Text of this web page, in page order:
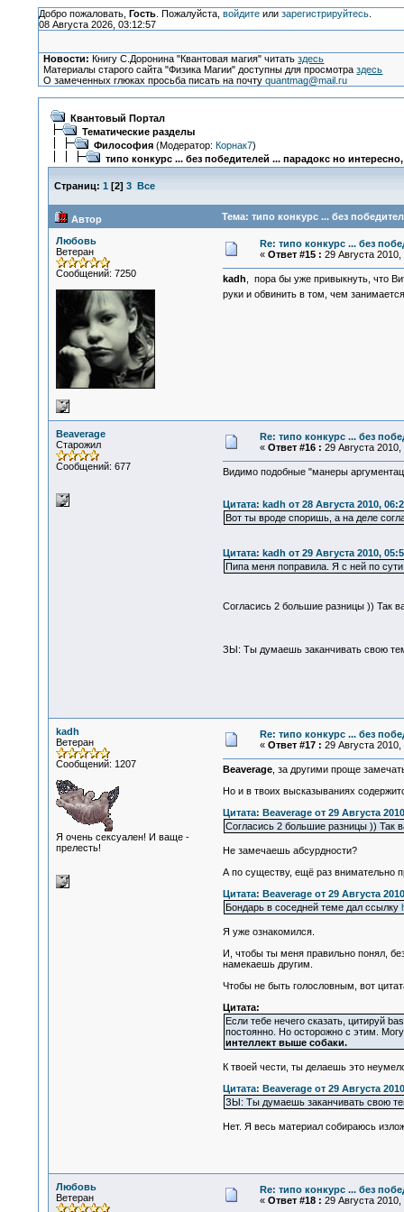
Добро пожаловать, Гость. Пожалуйста, войдитеили зарегистрируйтесь.
08 Августа 2026, 03:12:57
Новости: Книгу С.Доронина "Квантовая магия" читатьздесь
Материалы старого сайта "Физика Магии" доступны для просмотраздесь
О замеченных глюках просьба писать на почтуquantmag@mail.ru
Квантовый Портал
Тематические разделы
Философия(Модератор: Корнак7)
типо конкурс ... без победителей ... парадокс но
Страниц: 1 [2] 3 Все
Автор Тема: типо конкурс ... без
Любовь
Ветеран
Сообщений: 7250
Re: типо конкурс ... без
« Ответ #15 : 29 Августа
kadh , пора бы уже привыкнуть, что
руки и обвинить в том, чем
Beaverage
Старожил
Сообщений: 677
Re: типо конкурс ... без
« Ответ #16 : 29 Августа 2010,
Видимо подобные "манеры
Цитата: kadh от 28 Августа 2010,
Вот ты вроде споришь, а на деле
Цитата: kadh от 29 Августа 2010,
Пипа меня поправила. Я с ней по сути
Согласись 2 большие разницы )) Так
ЗЫ: Ты думаешь заканчивать свою
kadh
Ветеран
Сообщений: 1207
Я очень сексуален! И ваще -
прелесть!
Re: типо конкурс ... без
« Ответ #17 : 29 Августа
Beaverage, за другими проще
Но и в твоих высказываниях
Цитата: Beaverage от 29 Августа
Согласись 2 большие разницы )) Так
Не замечаешь абсурдности?
А по существу, ещё раз внимательно
Цитата: Beaverage от 29 Августа
Бондарь в соседней теме дал ссылку
Я уже ознакомился.
И, чтобы ты меня правильно понял,
намекаешь другим.
Чтобы не быть голословным, вот
Цитата:
Если тебе нечего сказать, цитируй
постоянно. Но осторожно с этим.
интеллект выше собаки.
К твоей чести, ты делаешь это
Цитата: Beaverage от 29 Августа
ЗЫ: Ты думаешь заканчивать свою
Нет. Я весь материал собираюсь
Любовь
Ветеран
Re: типо конкурс ... без
« Ответ #18 : 29 Августа